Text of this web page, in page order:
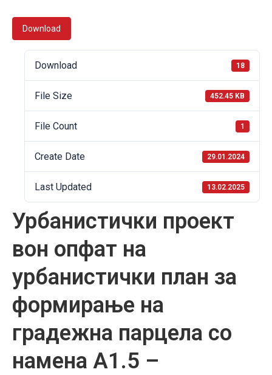
Download
Download 18
File Size 452.45 KB
File Count 1
Create Date 29.01.2024
Last Updated 13.02.2025
Урбанистички проект
вон опфат на
урбанистички план за
формирање на
градежна парцела со
намена А1.5 –